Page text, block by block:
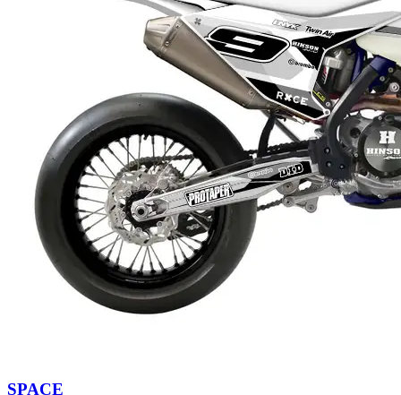
SPACE